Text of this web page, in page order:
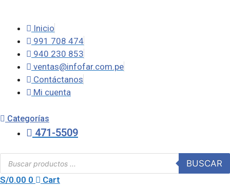
contenidoInicio
991 708 474
940 230 853
ventas@infofar.com.pe
Contáctanos
Mi cuenta
Categorías
471-5509
Búsqueda
de
productos
BUSCAR
S/0.00 0 Cart